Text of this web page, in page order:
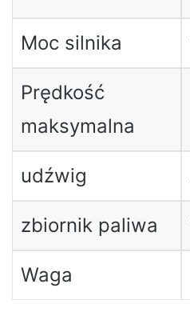
Moc silnika
Prędkość
maksymalna
udźwig
zbiornik paliwa
Waga